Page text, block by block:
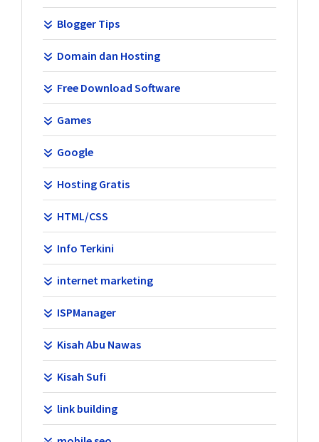
Blogger Tips
Domain dan Hosting
Free Download Software
Games
Google
Hosting Gratis
HTML/CSS
Info Terkini
internet marketing
ISPManager
Kisah Abu Nawas
Kisah Sufi
link building